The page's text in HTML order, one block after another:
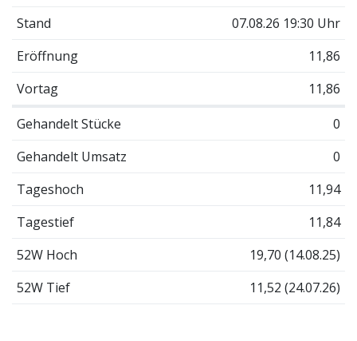
Stand
07.08.26 19:30 Uhr
Eröffnung
11,86
Vortag
11,86
Gehandelt Stücke
0
Gehandelt Umsatz
0
Tageshoch
11,94
Tagestief
11,84
52W Hoch
19,70 (14.08.25)
52W Tief
11,52 (24.07.26)